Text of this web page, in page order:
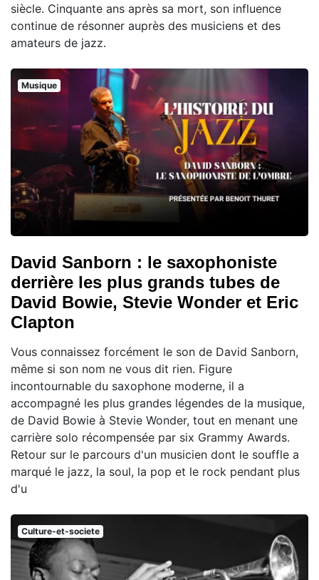
siècle. Cinquante ans après sa mort, son influence
continue de résonner auprès des musiciens et des
amateurs de jazz.
Musique
David Sanborn : le saxophoniste
derrière les plus grands tubes de
David Bowie, Stevie Wonder et Eric
Clapton
Vous connaissez forcément le son de David Sanborn,
même si son nom ne vous dit rien. Figure
incontournable du saxophone moderne, il a
accompagné les plus grandes légendes de la musique,
de David Bowie à Stevie Wonder, tout en menant une
carrière solo récompensée par six Grammy Awards.
Retour sur le parcours d'un musicien dont le souffle a
marqué le jazz, la soul, la pop et le rock pendant plus
d'u
Culture-et-societe